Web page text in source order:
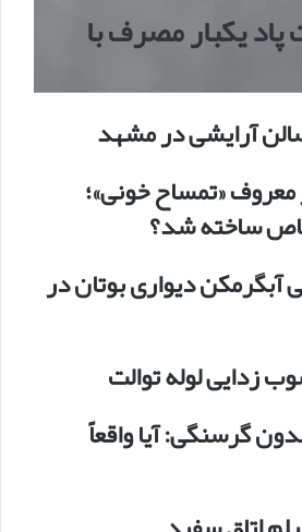
یکبار مصرف با
معروف «تمساح خونی»؛
ساخته شد؟
دیواری بوتان در
زدایی لوله توالت
گرسنگی: آیا واقعاً